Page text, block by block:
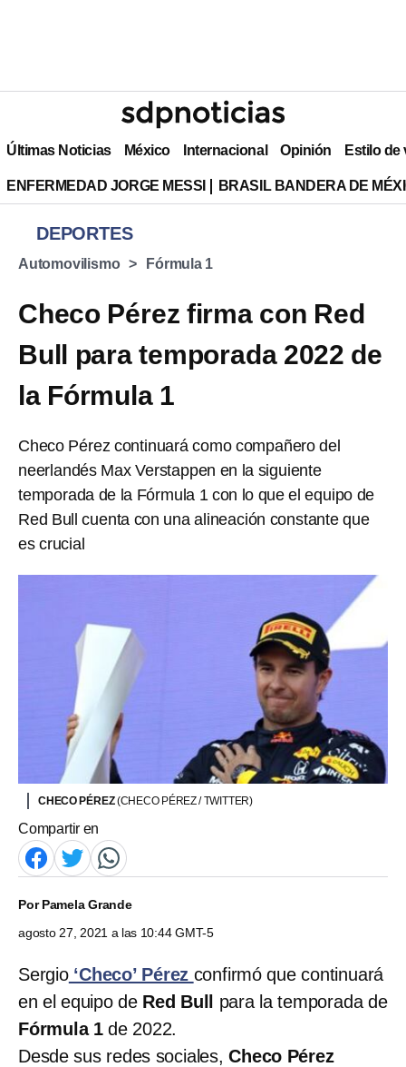
Últimas Noticias México Internacional Opinión Estilo de
ENFERMEDAD JORGE MESSI BRASIL BANDERA DE
DEPORTES
Automovilismo Fórmula 1
Checo Pérez firma con Red
Bull para temporada 2022 de
la Fórmula 1
Checo Pérez continuará como compañero del
neerlandés Max Verstappen en la siguiente
temporada de la Fórmula 1 con lo que el equipo de
Red Bull cuenta con una alineación constante que
es crucial
CHECO PÉREZ(CHECO PÉREZ / TWITTER)
Compartir en
PorPamela Grande
agosto 27, 2021 a las 10:44 GMT-5
Sergio‘Checo’ Pérez confirmó que continuará
en el equipo de Red Bull
para la temporada de
Fórmula 1de 2022.
Desde sus redes sociales,Checo Pérez